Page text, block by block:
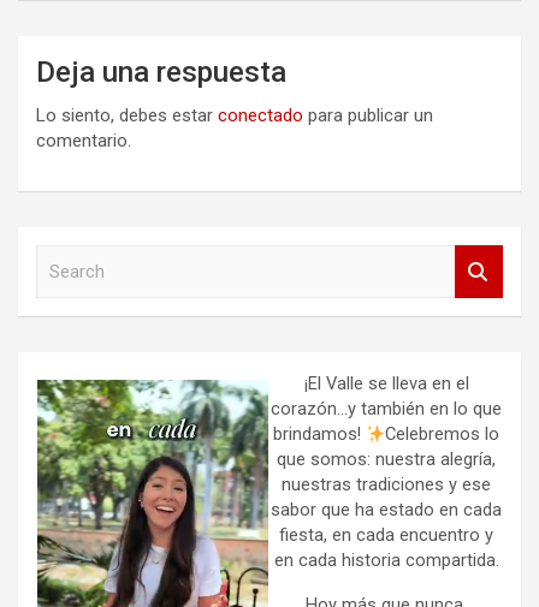
Deja una respuesta
Lo siento, debes estar conectado para publicar un
comentario.
h
¡El Valle se lleva en el
corazón…y también en lo que
brindamos!
Celebremos lo
que somos: nuestra alegría,
nuestras tradiciones y ese
sabor que ha estado en cada
fiesta, en cada encuentro y
en cada historia compartida.